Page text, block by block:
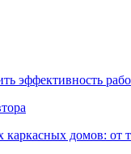
эффективность
каркасных домов: